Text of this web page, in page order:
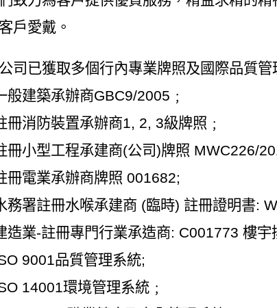
戶愛戴。
司已獲取多個行內專業牌照及國際品質
般建築承辦商GBC9/2005 ﹔
冊消防裝置承辦商1, 2, 3級牌照﹔
冊小型工程承建商(公司)牌照 MWC226/
冊電業承辦商牌照 001682;
務署註冊水喉承建商 (臨時) 註冊證明書:
造業-註冊專門行業承造商: C001773 樓宇
9001品質管理系統;
14001環境管理系統﹔